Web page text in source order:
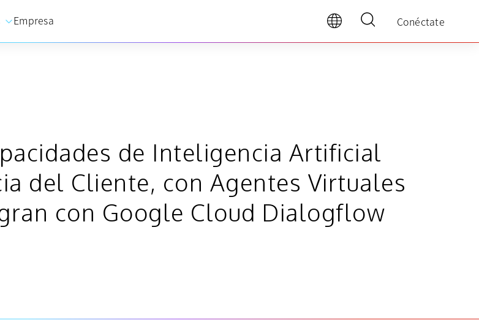
Empresa Conéctate
de Inteligencia Artificial
del Cliente, con Agentes Virtuales
con Google Cloud Dialogflow